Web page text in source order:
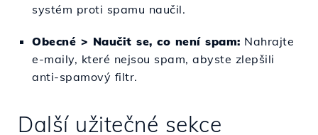
systém proti spamu naučil.
Obecné > Naučit se, co není spam: Nahrajte
e-maily, které nejsou spam, abyste zlepšili
anti-spamový filtr.
Další užitečné sekce